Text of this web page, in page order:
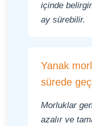
içinde
ay sürebilir.
Yanak
sürede
Morluklar
azalır ve